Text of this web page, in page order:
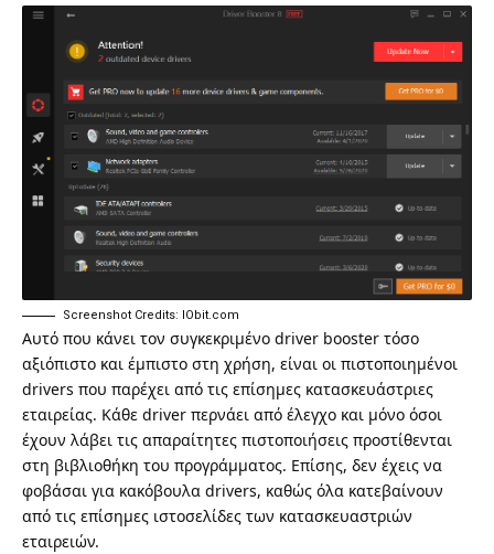
Screenshot Credits: IObit.com
Αυτό που κάνει τον συγκεκριμένο driver booster τόσο
αξιόπιστο και έμπιστο στη χρήση, είναι οι πιστοποιημένοι
drivers που παρέχει από τις επίσημες κατασκευάστριες
εταιρείας. Κάθε driver περνάει από έλεγχο και μόνο όσοι
έχουν λάβει τις απαραίτητες πιστοποιήσεις προστίθενται
στη βιβλιοθήκη του προγράμματος. Επίσης, δεν έχεις να
φοβάσαι για κακόβουλα drivers, καθώς όλα κατεβαίνουν
από τις επίσημες ιστοσελίδες των κατασκευαστριών
εταιρειών.